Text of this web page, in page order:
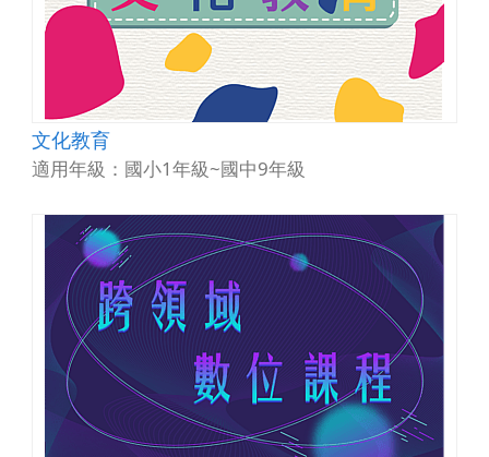
文化教育
適用年級：國小1年級~國中9年級